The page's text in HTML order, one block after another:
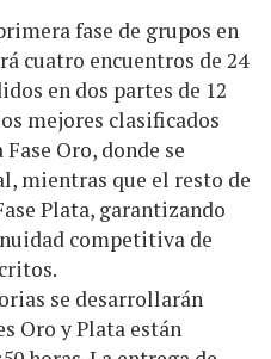
fase de grupos en
cuatro encuentros de 24
en dos partes de 12
mejores clasificados
Oro, donde se
mientras que el resto de
Plata, garantizando
competitiva de
se desarrollarán
Oro y Plata están